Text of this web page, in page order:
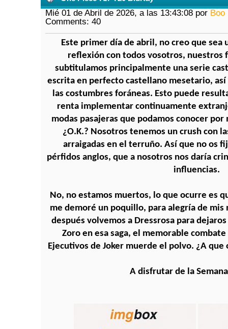
Mié 01 de Abril de 2026, a las 13:43:08 por Boo
Comments: 40
Este primer día de abril, no creo que
reflexión con todos vosotros, nuestros
subtitulamos principalmente una serie
escrita en perfecto castellano mesetario, así
las costumbres foráneas. Esto puede
renta implementar continuamente
modas pasajeras que podamos conocer
¿O.K.? Nosotros tenemos un crush con
arraigadas en el terruño. Así que no os
pérfidos anglos, que a nosotros nos daría
influencias.
No, no estamos muertos, lo que ocurre es
me demoré un poquillo, para alegría de mis
después volvemos a Dressrosa para
Zoro en esa saga, el memorable
Ejecutivos de Joker muerde el polvo. ¿A
A disfrutar de la